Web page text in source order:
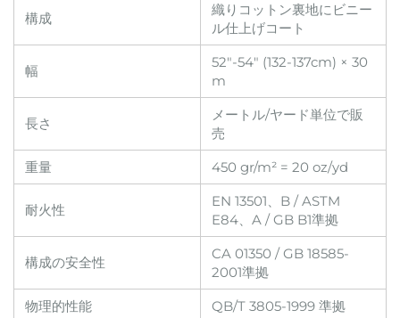
構成
織りコットン裏地にビニー
ル仕上げコート
幅
52"-54" (132-137cm) × 30
m
長さ
メートル/ヤード単位で販
売
重量
450 gr/m² = 20 oz/yd
耐火性
EN 13501、B / ASTM
E84、A / GB B1準拠
構成の安全性
CA 01350 / GB 18585-
2001準拠
物理的性能
QB/T 3805-1999 準拠